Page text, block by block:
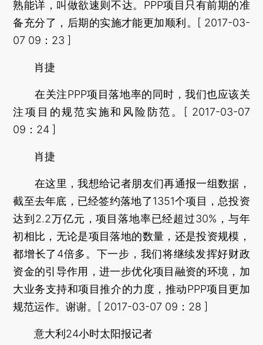
熟能详，叫做欲速则不达。PPP项目只有前期的准
备充分了，后期的实施才能更加顺利。[ 2017-03-
07 09：23 ]
肖捷
在关注PPP项目落地率的同时，我们也应该关
注项目的规范实施和风险防范。[ 2017-03-07
09：24 ]
肖捷
在这里，我想给记者朋友们再通报一组数据，
截至去年底，已经签约落地了1351个项目，总投资
达到2.2万亿元，项目落地率已经超过30%，与年
初相比，无论是项目落地的数量，还是投资规模，
都增长了4倍多。下一步，我们将继续发挥好财政
资金的引导作用，进一步优化项目融资的环境，加
大业务支持和项目推介的力度，推动PPP项目更加
规范运作。谢谢。[ 2017-03-07 09：28 ]
意大利24小时太阳报记者